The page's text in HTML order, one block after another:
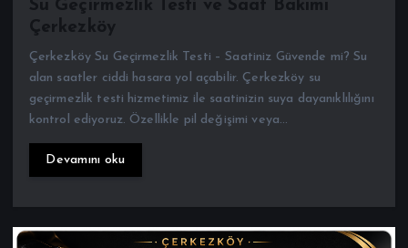
Çerkezköy Su Geçirmezlik Testi – Saatiniz Güvende mi? Su
alan saatler ciddi hasara yol açabilir. Çerkezköy su
geçirmezlik testi hizmetimiz ile saatinizin suya dayanıklılığını
kontrol ediyoruz. Özellikle pil değişimi veya…
Devamını oku